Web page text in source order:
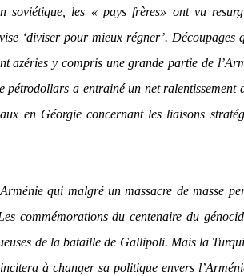
soviétique, les « pays frères» ont vu
‘diviser pour mieux régner’. Découpages
azéries y compris une grande partie de
pétrodollars a entrainé un net ralentissement
en Géorgie concernant les liaisons
qui malgré un massacre de masse
commémorations du centenaire du
de la bataille de Gallipoli. Mais la
à changer sa politique envers